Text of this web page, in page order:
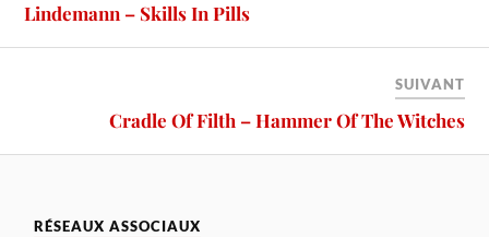
Lindemann – Skills In Pills
SUIVANT
Cradle Of Filth – Hammer Of The Witches
RÉSEAUX ASSOCIAUX